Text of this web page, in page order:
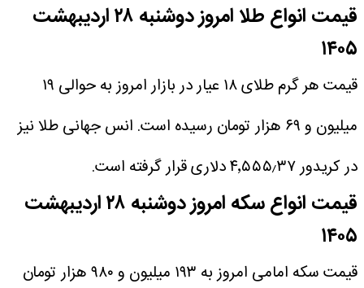
قیمت انواع طلا امروز دوشنبه ۲۸ اردیبهشت
۱۴۰۵
قیمت هر گرم طلای ۱۸ عیار در بازار امروز به حوالی ‎‎۱۹
میلیون و ۶۹ هزار تومان رسیده است. انس جهانی طلا نیز
در کریدور ۴٬۵۵۵٫۳۷ دلاری قرار گرفته است.
قیمت انواع سکه امروز دوشنبه ۲۸ اردیبهشت
۱۴۰۵
قیمت سکه امامی امروز به ‎‎‎‎۱۹۳ میلیون و ۹۸۰ هزار تومان